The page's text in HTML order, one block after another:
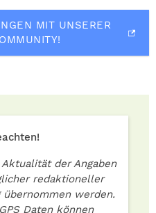
MIT UNSERER
der Angaben
redaktioneller
werden.
Daten können